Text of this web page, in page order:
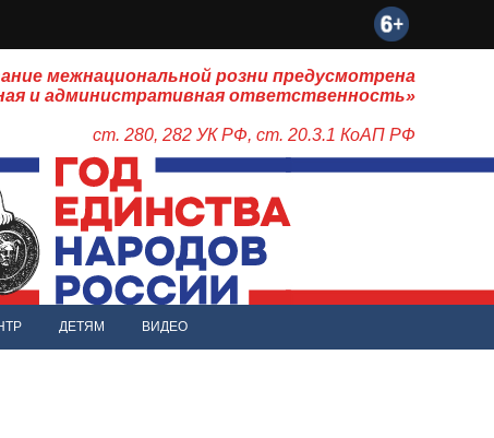
межнациональной розни предусмотрена
и административная ответственность»
ст. 280, 282 УК РФ, ст. 20.3.1 КоАП РФ
ДЕТЯМ ВИДЕО